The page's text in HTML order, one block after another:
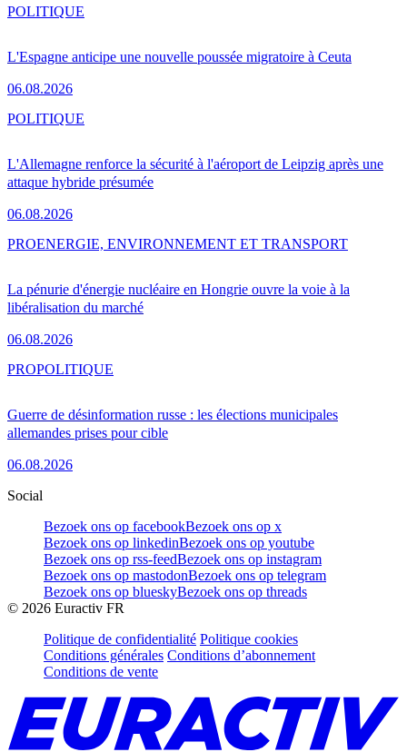
L'Espagne anticipe une nouvelle poussée migratoire à Ceuta
06.08.2026
POLITIQUE
L'Allemagne renforce la sécurité à l'aéroport de Leipzig après une
attaque hybride présumée
06.08.2026
POLITIQUE
La pénurie d'énergie nucléaire en Hongrie ouvre la voie à la
libéralisation du marché
06.08.2026
PROENERGIE, ENVIRONNEMENT ET TRANSPORT
Guerre de désinformation russe : les élections municipales
allemandes prises pour cible
06.08.2026
PROPOLITIQUE
Social
Bezoek ons op facebookBezoek ons op x
Bezoek ons op linkedinBezoek ons op youtube
Bezoek ons op rss-feedBezoek ons op instagram
Bezoek ons op mastodonBezoek ons op telegram
Bezoek ons op blueskyBezoek ons op threads
© 2026 Euractiv FR
Politique de confidentialité Politique cookies
Conditions générales Conditions d’abonnement
Conditions de vente